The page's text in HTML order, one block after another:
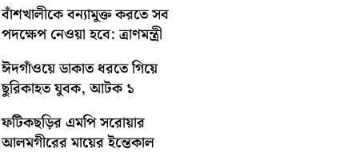
বাঁশখালীকে বন্যামুক্ত করতে সব
পদক্ষেপ নেওয়া হবে: ত্রাণমন্ত্রী
ঈদগাঁওয়ে ডাকাত ধরতে গিয়ে
ছুরিকাহত যুবক, আটক ১
ফটিকছড়ির এমপি সরোয়ার
আলমগীরের মায়ের ইন্তেকাল